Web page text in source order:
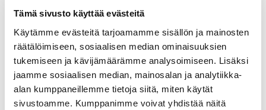
Tämä sivusto käyttää evästeitä
Käytämme evästeitä tarjoamamme sisällön ja mainosten
räätälöimiseen, sosiaalisen median ominaisuuksien
tukemiseen ja kävijämäärämme analysoimiseen. Lisäksi
jaamme sosiaalisen median, mainosalan ja analytiikka-
alan kumppaneillemme tietoja siitä, miten käytät
sivustoamme. Kumppanimme voivat yhdistää näitä
Temporär exportdeklaration
EORI
EU-länder
Handels- och proformafaktura
Import leveranser